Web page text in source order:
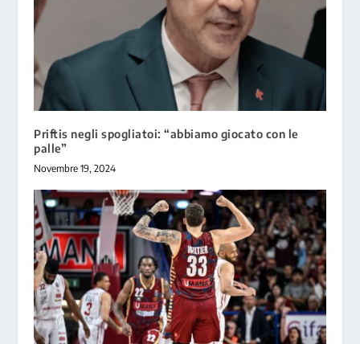
Priftis negli spogliatoi: “abbiamo giocato con le
palle”
Novembre 19, 2024